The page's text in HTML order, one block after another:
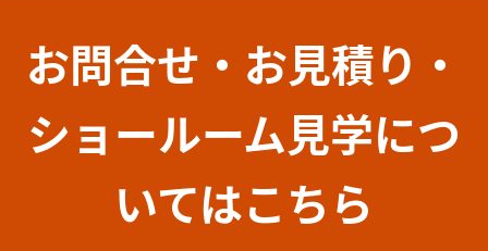
お問合せ・お見積り・
ショールーム見学につ
いてはこちら